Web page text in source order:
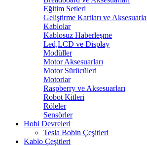
Eğitim Setleri
Geliştirme Kartları ve
Kablolar
Kablosuz Haberleşme
Led,LCD ve Display
Modüller
Motor Aksesuarları
Motor Sürücüleri
Motorlar
Raspberry ve Aksesuarları
Robot Kitleri
Röleler
Sensörler
Hobi Devreleri
Tesla Bobin Çeşitleri
Kablo Çeşitleri